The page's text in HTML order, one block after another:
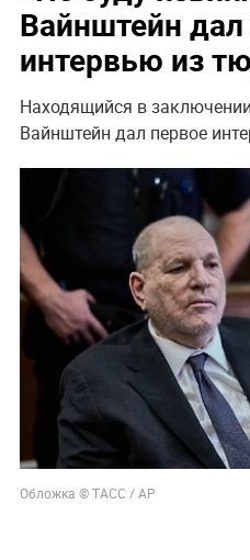
Вайнштейн
интервью из
Находящийся в
Вайнштейн дал первое
Обложка © ТАСС / АР